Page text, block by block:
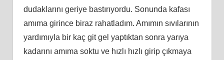
dudaklarını geriye bastırıyordu. Sonunda kafası
amıma girince biraz rahatladım. Amımın sıvılarının
yardımıyla bir kaç git gel yaptıktan sonra yarıya
kadarını amıma soktu ve hızlı hızlı girip çıkmaya